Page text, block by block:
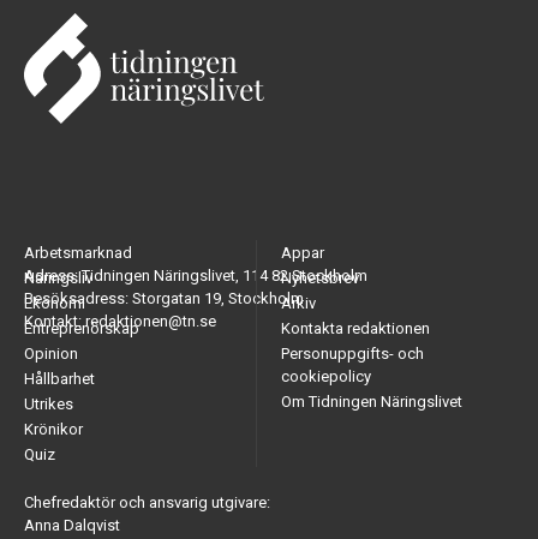
Adress: Tidningen Näringslivet, 114 82 Stockholm
Besöksadress: Storgatan 19, Stockholm
Kontakt: redaktionen@tn.se
Arbetsmarknad
Näringsliv
Ekonomi
Entreprenörskap
Opinion
Hållbarhet
Utrikes
Krönikor
Quiz
Appar
Nyhetsbrev
Arkiv
Kontakta redaktionen
Personuppgifts- och
cookiepolicy
Om Tidningen Näringslivet
Chefredaktör och ansvarig utgivare:
Anna Dalqvist